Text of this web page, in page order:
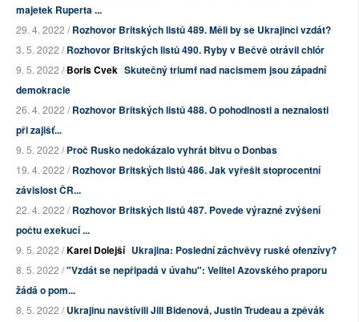
majetek Ruperta ...
29. 4. 2022 /Rozhovor Britských listů 489. Měli by se Ukrajinci vzdát?
3. 5. 2022 /Rozhovor Britských listů 490. Ryby v Bečvě otrávil chlór
9. 5. 2022 /Boris Cvek Skutečný triumf nad nacismem jsou západní
demokracie
26. 4. 2022 /Rozhovor Britských listů 488. O pohodlnosti a neznalosti
při zajišť...
9. 5. 2022 /Proč Rusko nedokázalo vyhrát bitvu o Donbas
19. 4. 2022 /Rozhovor Britských listů 486. Jak vyřešit stoprocentní
závislost ČR...
22. 4. 2022 /Rozhovor Britských listů 487. Povede výrazné zvýšení
počtu exekucí ...
9. 5. 2022 /Karel Dolejší Ukrajina: Poslední záchvěvy ruské ofenzívy?
8. 5. 2022 /"Vzdát se nepřipadá v úvahu": Velitel Azovského praporu
žádá o pom...
8. 5. 2022 /Ukrajinu navštívili Jill Bidenová, Justin Trudeau a zpěvák